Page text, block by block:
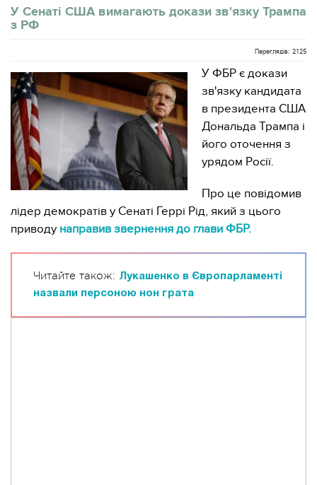
У Сенаті США вимагають докази зв'язку Трампа
з РФ
Переглядів: 2125
У ФБР є докази
зв'язку кандидата
в президента США
Дональда Трампа і
його оточення з
урядом Росії.
Про це повідомив
лідер демократів у Сенаті Геррі Рід, який з цього
приводу направив звернення до глави ФБР.
Читайте також: Лукашенко в Європарламенті
назвали персоною нон грата